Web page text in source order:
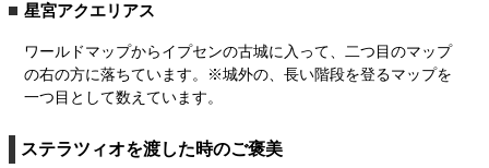
星宮アクエリアス
ワールドマップからイプセンの古城に入って、二つ目のマップ
の右の方に落ちています。※城外の、長い階段を登るマップを
一つ目として数えています。
ステラツィオを渡した時のご褒美